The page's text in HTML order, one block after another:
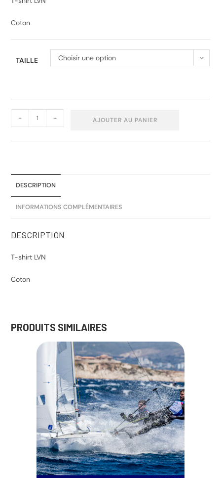
Coton
TAILLE Choisir une option
- + AJOUTER AU PANIER
DESCRIPTION
INFORMATIONS COMPLÉMENTAIRES
DESCRIPTION
T-shirt LVN
Coton
PRODUITS SIMILAIRES